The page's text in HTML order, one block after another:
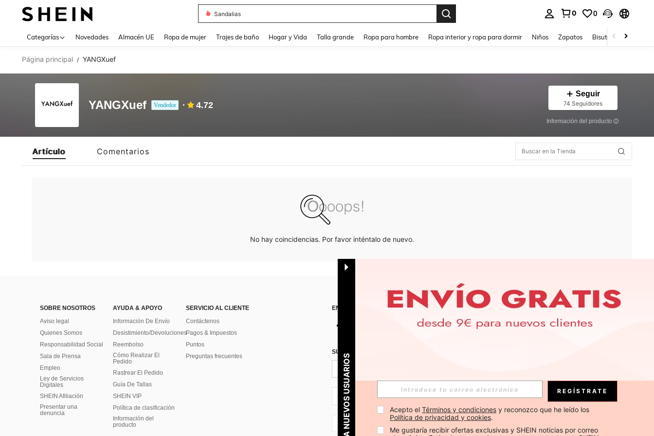
Sandalias
0 0
Categorías Novedades Almacén UE Ropa de mujer Trajes de baño Hogar y Vida Talla grande Ropa para hombre Ropa interior y ropa para dormir Niños Zapatos Bisutería Y
Página principal / YANGXuef
YANGXuef Vendedor 4.72
Seguir
74 Seguidores
Información del producto
Artículo Comentarios
No hay coincidencias. Por favor inténtalo de nuevo.
SOBRE NOSOTROS
Aviso legal
Quienes Somos
Responsabilidad Social
Sala de Prensa
Empleo
Ley de Servicios
Digitales
SHEIN Afiliación
Presentar una
denuncia
AYUDA & APOYO
Información De Envío
Desistimiento/Devoluciones
Reembolso
Cómo Realizar El
Pedido
Rastrear El Pedido
Guía De Tallas
SHEIN VIP
Política de clasificación
​Información del
producto
SERVICIO AL CLIENTE
Contáctenos
Pagos & Impuestos
Puntos
Preguntas frecuentes
ENCUÉNTRANOS EN APP
SUSCRÍBETE PARA RECIBIR OFERTAS EXCLUSIVAS, PROMOCIONES Y NOTICIAS DE SHEIN
ES + 34
ES + 34
PARA NUEVOS USUARIOS REGÍSTRATE
Acepto el Términos y condiciones y reconozco que he leído los
Política de privacidad y cookies.
Me gustaría recibir ofertas exclusivas y SHEIN noticias por correo